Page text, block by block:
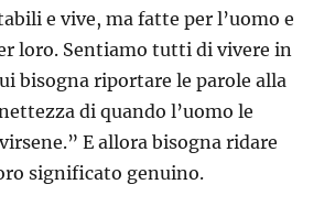
e vive, ma fatte per l’uomo e
loro. Sentiamo tutti di vivere in
bisogna riportare le parole alla
di quando l’uomo le
E allora bisogna ridare
significato genuino.